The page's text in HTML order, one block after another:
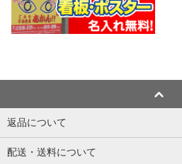
返品について
配送・送料について